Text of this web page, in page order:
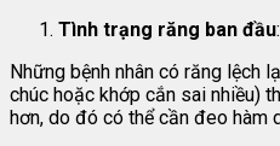
Tình trạng răng ban đầu:
Những bệnh nhân có răng lệch
chúc hoặc khớp cắn sai nhiều)
hơn, do đó có thể cần đeo hàm